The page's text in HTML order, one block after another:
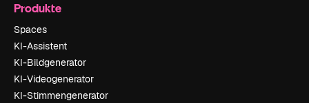
Produkte
Spaces
KI-Assistent
KI-Bildgenerator
KI-Videogenerator
KI-Stimmengenerator